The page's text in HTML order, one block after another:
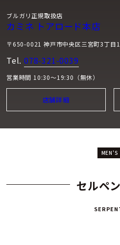
ブルガリ正規取扱店
カミネ トアロード本店
〒650-0021 神戸市中央区三宮町3丁目
Tel. 078-321-0039
営業時間 10:30～19:30（無休）
店舗詳細
MEN'S
セルペ